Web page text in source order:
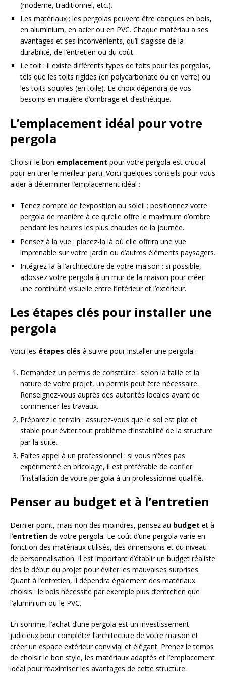
(moderne, traditionnel, etc.).
Les matériaux : les pergolas peuvent être conçues en bois,
en aluminium, en acier ou en PVC. Chaque matériau a ses
avantages et ses inconvénients, qu’il s’agisse de la
durabilité, de l’entretien ou du coût.
Le toit : il existe différents types de toits pour les pergolas,
tels que les toits rigides (en polycarbonate ou en verre) ou
les toits souples (en toile). Le choix dépendra de vos
besoins en matière d’ombrage et d’esthétique.
L’emplacement idéal pour votre
pergola
Choisir le bon emplacement pour votre pergola est crucial
pour en tirer le meilleur parti. Voici quelques conseils pour vous
aider à déterminer l’emplacement idéal :
Tenez compte de l’exposition au soleil : positionnez votre
pergola de manière à ce qu’elle offre le maximum d’ombre
pendant les heures les plus chaudes de la journée.
Pensez à la vue : placez-la là où elle offrira une vue
imprenable sur votre jardin ou d’autres éléments paysagers.
Intégrez-la à l’architecture de votre maison : si possible,
adossez votre pergola à un mur de la maison pour créer
une continuité visuelle entre l’intérieur et l’extérieur.
Les étapes clés pour installer une
pergola
Voici les étapes clés à suivre pour installer une pergola :
Demandez un permis de construire : selon la taille et la
nature de votre projet, un permis peut être nécessaire.
Renseignez-vous auprès des autorités locales avant de
commencer les travaux.
Préparez le terrain : assurez-vous que le sol est plat et
stable pour éviter tout problème d’instabilité de la structure
par la suite.
Faites appel à un professionnel : si vous n’êtes pas
expérimenté en bricolage, il est préférable de confier
l’installation de votre pergola à un professionnel qualifié.
Penser au budget et à l’entretien
Dernier point, mais non des moindres, pensez au budget et à
l’entretien de votre pergola. Le coût d’une pergola varie en
fonction des matériaux utilisés, des dimensions et du niveau
de personnalisation. Il est important d’établir un budget réaliste
dès le début du projet pour éviter les mauvaises surprises.
Quant à l’entretien, il dépendra également des matériaux
choisis : le bois nécessite par exemple plus d’entretien que
l’aluminium ou le PVC.
En somme, l’achat d’une pergola est un investissement
judicieux pour compléter l’architecture de votre maison et
créer un espace extérieur convivial et élégant. Prenez le temps
de choisir le bon style, les matériaux adaptés et l’emplacement
idéal pour maximiser les avantages de cette structure.